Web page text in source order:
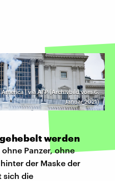
| via AFP (Archivbild vom 6.
Januar 2021)
werden
Panzer, ohne
der Maske der
sich die